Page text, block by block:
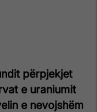
përpjekjet
e uraniumit
e nevojshëm